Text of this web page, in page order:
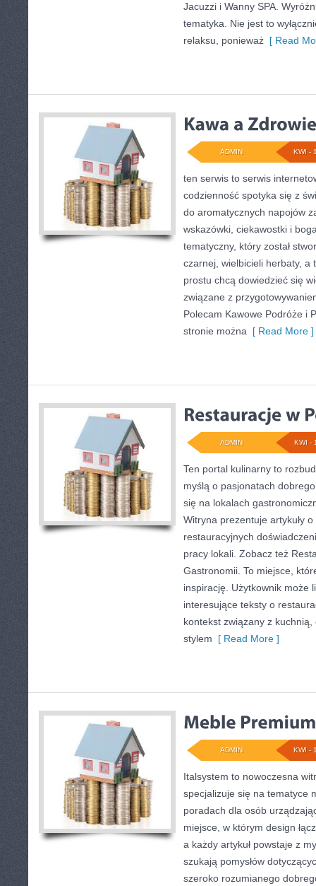
Jacuzzi i Wanny SPA.
tematyka. Nie jest to
relaksu, ponieważ [ Read
KWI -
ADMIN
ten serwis to serwis
codzienność spotyka się z
do aromatycznych napojów
wskazówki, ciekawostki i
tematyczny, który został
czarnej, wielbicieli herbaty, a
prostu chcą dowiedzieć się
związane z
Polecam Kawowe Podróże i
stronie można [ Read More ]
KWI -
ADMIN
Ten portal kulinarny to
myślą o pasjonatach
się na lokalach
Witryna prezentuje artykuły
restauracyjnych
pracy lokali. Zobacz też
Gastronomii. To miejsce,
inspirację. Użytkownik może
interesujące teksty o
kontekst związany z kuchnią,
stylem [ Read More ]
KWI -
ADMIN
Italsystem to nowoczesna
specjalizuje się na tematyce
poradach dla osób
miejsce, w którym design
a każdy artykuł powstaje z
szukają pomysłów
szeroko rozumianego